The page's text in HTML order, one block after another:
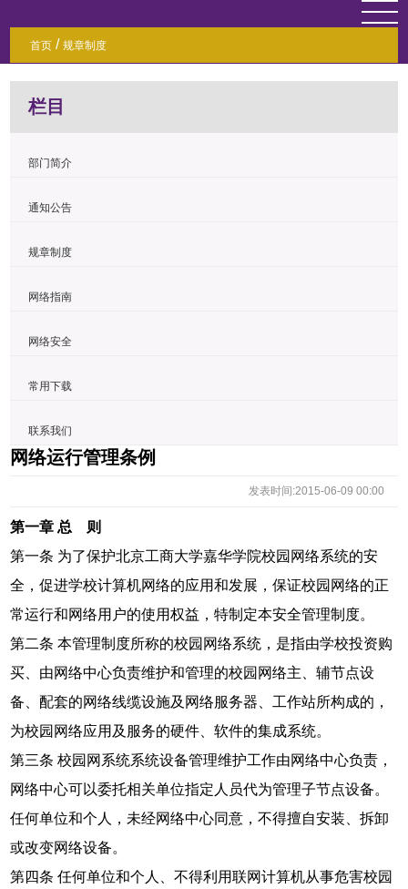
首页 /规章制度
栏目
部门简介
通知公告
规章制度
网络指南
网络安全
常用下载
联系我们
网络运行管理条例
发表时间:2015-06-09 00:00
第一章 总 则
第一条 为了保护北京工商大学嘉华学院校园网络系统的安
全，促进学校计算机网络的应用和发展，保证校园网络的正
常运行和网络用户的使用权益，特制定本安全管理制度。
第二条 本管理制度所称的校园网络系统，是指由学校投资购
买、由网络中心负责维护和管理的校园网络主、辅节点设
备、配套的网络线缆设施及网络服务器、工作站所构成的，
为校园网络应用及服务的硬件、软件的集成系统。
第三条 校园网系统系统设备管理维护工作由网络中心负责，
网络中心可以委托相关单位指定人员代为管理子节点设备。
任何单位和个人，未经网络中心同意，不得擅自安装、拆卸
或改变网络设备。
第四条 任何单位和个人、不得利用联网计算机从事危害校园